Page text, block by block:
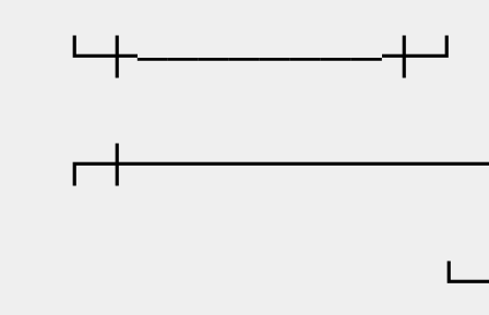
┗╋────────╋┛